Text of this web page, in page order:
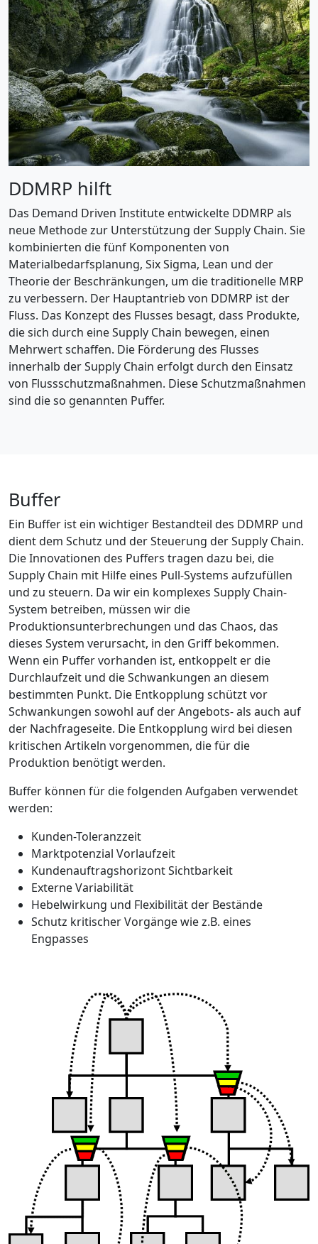
DDMRP hilft
Das Demand Driven Institute entwickelte DDMRP als
neue Methode zur Unterstützung der Supply Chain. Sie
kombinierten die fünf Komponenten von
Materialbedarfsplanung, Six Sigma, Lean und der
Theorie der Beschränkungen, um die traditionelle MRP
zu verbessern. Der Hauptantrieb von DDMRP ist der
Fluss. Das Konzept des Flusses besagt, dass Produkte,
die sich durch eine Supply Chain bewegen, einen
Mehrwert schaffen. Die Förderung des Flusses
innerhalb der Supply Chain erfolgt durch den Einsatz
von Flussschutzmaßnahmen. Diese Schutzmaßnahmen
sind die so genannten Puffer.
Buffer
Ein Buffer ist ein wichtiger Bestandteil des DDMRP und
dient dem Schutz und der Steuerung der Supply Chain.
Die Innovationen des Puffers tragen dazu bei, die
Supply Chain mit Hilfe eines Pull-Systems aufzufüllen
und zu steuern. Da wir ein komplexes Supply Chain-
System betreiben, müssen wir die
Produktionsunterbrechungen und das Chaos, das
dieses System verursacht, in den Griff bekommen.
Wenn ein Puffer vorhanden ist, entkoppelt er die
Durchlaufzeit und die Schwankungen an diesem
bestimmten Punkt. Die Entkopplung schützt vor
Schwankungen sowohl auf der Angebots- als auch auf
der Nachfrageseite. Die Entkopplung wird bei diesen
kritischen Artikeln vorgenommen, die für die
Produktion benötigt werden.
Buffer können für die folgenden Aufgaben verwendet
werden:
Kunden-Toleranzzeit
Marktpotenzial Vorlaufzeit
Kundenauftragshorizont Sichtbarkeit
Externe Variabilität
Hebelwirkung und Flexibilität der Bestände
Schutz kritischer Vorgänge wie z.B. eines
Engpasses